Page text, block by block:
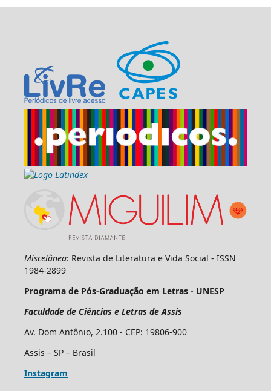
Miscelânea: Revista de Literatura e Vida Social - ISSN
1984-2899
Programa de Pós-Graduação em Letras - UNESP
Faculdade de Ciências e Letras de Assis
Av. Dom Antônio, 2.100 - CEP: 19806-900
Assis – SP – Brasil
Instagram